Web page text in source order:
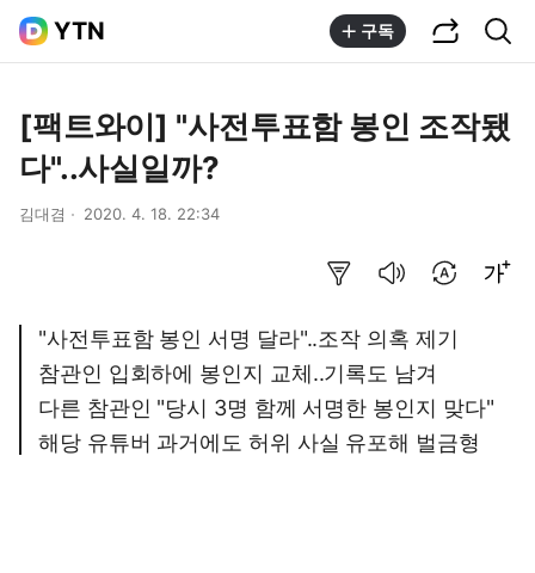
YTN 구독
[팩트와이] "사전투표함 봉인 조작됐
다"..사실일까?
김대겸 2020. 4. 18. 22:34
"사전투표함 봉인 서명 달라"..조작 의혹 제기
참관인 입회하에 봉인지 교체..기록도 남겨
다른 참관인 "당시 3명 함께 서명한 봉인지 맞다"
해당 유튜버 과거에도 허위 사실 유포해 벌금형